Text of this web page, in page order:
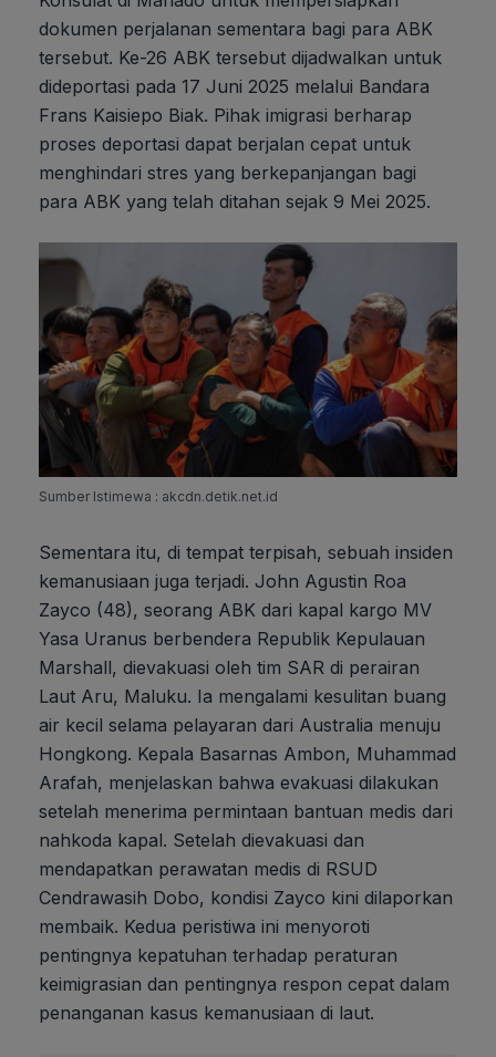
dokumen perjalanan sementara bagi para ABK
tersebut. Ke-26 ABK tersebut dijadwalkan untuk
dideportasi pada 17 Juni 2025 melalui Bandara
Frans Kaisiepo Biak. Pihak imigrasi berharap
proses deportasi dapat berjalan cepat untuk
menghindari stres yang berkepanjangan bagi
para ABK yang telah ditahan sejak 9 Mei 2025.
Sumber Istimewa : akcdn.detik.net.id
Sementara itu, di tempat terpisah, sebuah insiden
kemanusiaan juga terjadi. John Agustin Roa
Zayco (48), seorang ABK dari kapal kargo MV
Yasa Uranus berbendera Republik Kepulauan
Marshall, dievakuasi oleh tim SAR di perairan
Laut Aru, Maluku. Ia mengalami kesulitan buang
air kecil selama pelayaran dari Australia menuju
Hongkong. Kepala Basarnas Ambon, Muhammad
Arafah, menjelaskan bahwa evakuasi dilakukan
setelah menerima permintaan bantuan medis dari
nahkoda kapal. Setelah dievakuasi dan
mendapatkan perawatan medis di RSUD
Cendrawasih Dobo, kondisi Zayco kini dilaporkan
membaik. Kedua peristiwa ini menyoroti
pentingnya kepatuhan terhadap peraturan
keimigrasian dan pentingnya respon cepat dalam
penanganan kasus kemanusiaan di laut.